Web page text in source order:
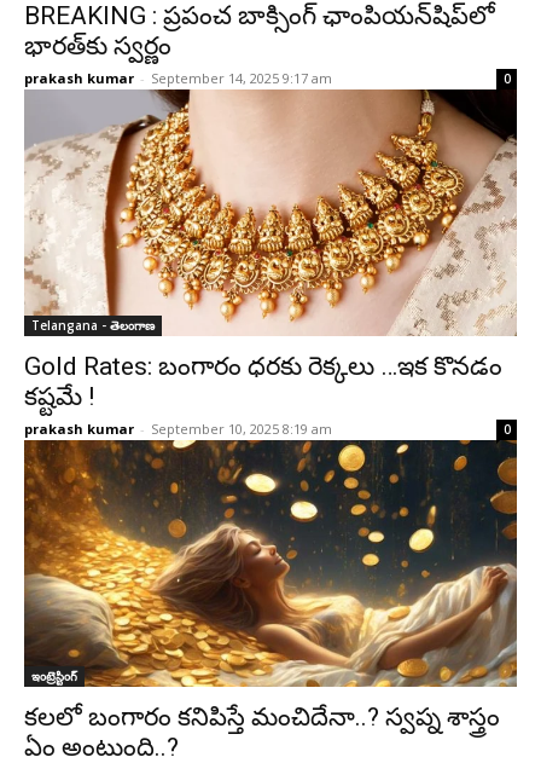
BREAKING : ప్రపంచ బాక్సింగ్ ఛాంపియన్‌షిప్‌లో
భారత్‌కు స్వర్ణం
prakash kumar - September 14, 2025 9:17 am 0
Telangana - తెలంగాణ
Gold Rates: బంగారం ధరకు రెక్కలు …ఇక కొన‌డం
క‌ష్ట‌మే !
prakash kumar - September 10, 2025 8:19 am 0
ఇంట్రెస్టింగ్‌
కలలో బంగారం కనిపిస్తే మంచిదేనా..? స్వప్న శాస్త్రం
ఏం అంటుంది..?